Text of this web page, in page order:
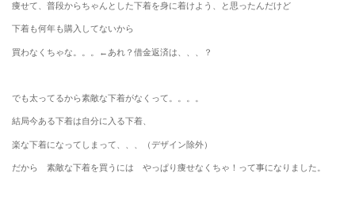
痩せて、普段からちゃんとした下着を身に着けよう、と思ったんだけど
下着も何年も購入してないから
買わなくちゃな。。。←あれ？借金返済は、、、？
でも太ってるから素敵な下着がなくって。。。。
結局今ある下着は自分に入る下着、
楽な下着になってしまって、、、（デザイン除外）
だから 素敵な下着を買うには やっぱり痩せなくちゃ！って事になりました。